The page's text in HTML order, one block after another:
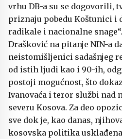
vrhu DB-a su se dogovorili,
priznaju pobedu Koštunici i
radikale i nacionalne snage“.
Drašković na pitanje NIN-a
neistomišljenici sadašnjeg
od istih ljudi kao i 90-ih,
postoji mogućnost, što
Ivanovaća i teror službi nad
severu Kosova. Za deo
sve dok je, kao danas,
kosovska politika